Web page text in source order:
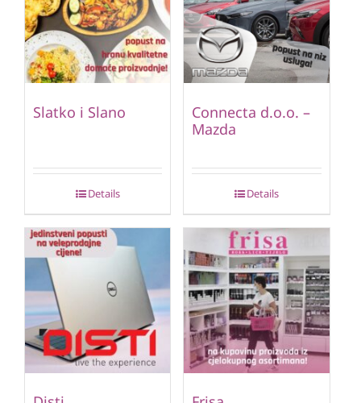
Slatko i Slano
Details
Connecta d.o.o. –
Mazda
Details